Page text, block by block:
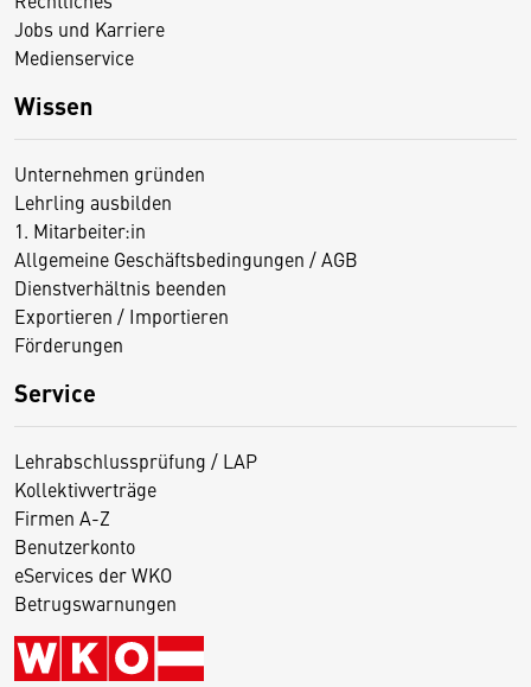
Jobs und Karriere
Medienservice
Wissen
Unternehmen gründen
Lehrling ausbilden
1. Mitarbeiter:in
Allgemeine Geschäftsbedingungen / AGB
Dienstverhältnis beenden
Exportieren / Importieren
Förderungen
Service
Lehrabschlussprüfung / LAP
Kollektivverträge
Firmen A-Z
Benutzerkonto
eServices der WKO
Betrugswarnungen